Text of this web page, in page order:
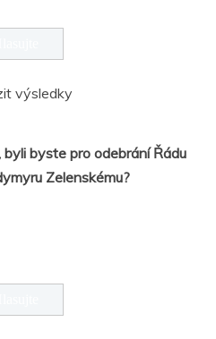
výsledky
byste pro odebrání Řádu
Zelenskému?